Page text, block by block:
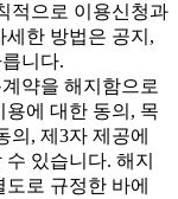
적으로 이용신청과
세한 방법은 공지,
니다.
약을 해지함으로
에 대한 동의, 목
의, 제3자 제공에
있습니다. 해지
로 규정한 바에